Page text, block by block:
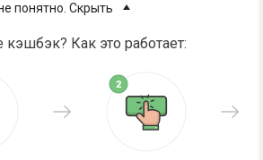
понятно. Скрыть
кэшбэк? Как это работает: